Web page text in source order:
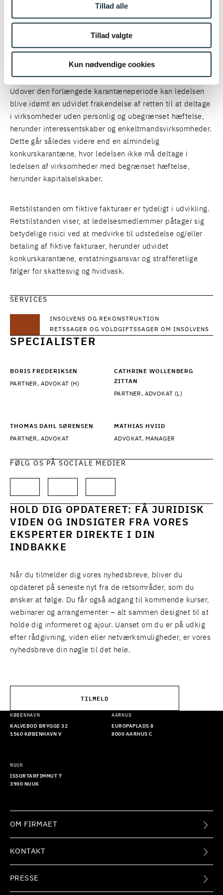
Tillad alle
Tillad valgte
Kun nødvendige cookies
Kendelsen er et nyt eksempel på, hvornår
forretningsførelse kan være særligt grov, og i hvilke
tilfælde skifteretten kan pålægge konkurskarantæne i en
Udover den forlængede karantæneperiode kan ledelsen
blive idømt en udvidet frakendelse af retten til at deltage
i virksomheder uden personlig og ubegrænset hæftelse,
herunder interessentskaber og enkeltmandsvirksomheder.
Dette går således videre end en almindelig
konkurskarantæne, hvor ledelsen ikke må deltage i
ledelsen af virksomheder med begrænset hæftelse,
herunder kapitalselskaber.
Retstilstanden om fiktive fakturaer er tydeligt i udvikling.
Retstilstanden viser, at ledelsesmedlemmer påtager sig
betydelige risici ved at medvirke til udstedelse og/eller
betaling af fiktive fakturaer, herunder udvidet
konkurskarantæne, erstatningsansvar og strafferetlige
følger for skattesvig og hvidvask.
SERVICES
INSOLVENS OG REKONSTRUKTION
RETSSAGER OG VOLDGIFTSSAGER OM INSOLVENS
SPECIALISTER
BORIS FREDERIKSEN
PARTNER, ADVOKAT (H)
CATHRINE WOLLENBERG
ZITTAN
PARTNER, ADVOKAT (L)
THOMAS DAHL SØRENSEN
PARTNER, ADVOKAT
MATHIAS HVIID
ADVOKAT, MANAGER
FØLG OS PÅ SOCIALE MEDIER
HOLD DIG OPDATERET: FÅ JURIDISK
VIDEN OG INDSIGTER FRA VORES
EKSPERTER DIREKTE I DIN
INDBAKKE
Når du tilmelder dig vores nyhedsbreve, bliver du
opdateret på seneste nyt fra de retsområder, som du
ønsker at følge. Du får også adgang til kommende kurser,
webinarer og arrangementer – alt sammen designet til at
holde dig informeret og ajour. Uanset om du er på udkig
efter rådgivning, viden eller netværksmuligheder, er vores
nyhedsbreve din nøgle til det hele.
TILMELD
KØBENHAVN
KALVEBOD BRYGGE 32
1560 KØBENHAVN V
AARHUS
EUROPAPLADS 8
8000 AARHUS C
NUUK
ISSORTARFIMMUT 7
3900 NUUK
OM FIRMAET
KONTAKT
PRESSE